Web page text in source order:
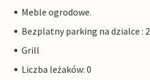
Meble ogrodowe.
Bezplatny parking na dzialce :
Grill
Liczba leżaków: 0